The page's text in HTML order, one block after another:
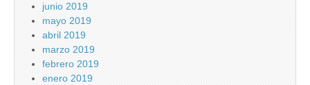
junio 2019
mayo 2019
abril 2019
marzo 2019
febrero 2019
enero 2019